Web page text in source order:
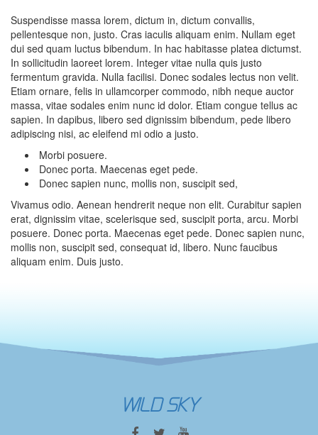
Suspendisse massa lorem, dictum in, dictum convallis,
pellentesque non, justo. Cras iaculis aliquam enim. Nullam eget
dui sed quam luctus bibendum. In hac habitasse platea dictumst.
In sollicitudin laoreet lorem. Integer vitae nulla quis justo
fermentum gravida. Nulla facilisi. Donec sodales lectus non velit.
Etiam ornare, felis in ullamcorper commodo, nibh neque auctor
massa, vitae sodales enim nunc id dolor. Etiam congue tellus ac
sapien. In dapibus, libero sed dignissim bibendum, pede libero
adipiscing nisi, ac eleifend mi odio a justo.
Morbi posuere.
Donec porta. Maecenas eget pede.
Donec sapien nunc, mollis non, suscipit sed,
Vivamus odio. Aenean hendrerit neque non elit. Curabitur sapien
erat, dignissim vitae, scelerisque sed, suscipit porta, arcu. Morbi
posuere. Donec porta. Maecenas eget pede. Donec sapien nunc,
mollis non, suscipit sed, consequat id, libero. Nunc faucibus
aliquam enim. Duis justo.
WILD SKY